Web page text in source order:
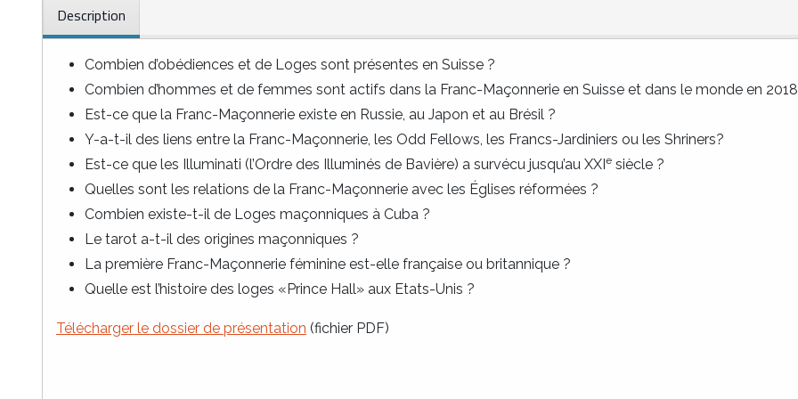
Description
Combien d’obédiences et de Loges sont présentes en Suisse ?
Combien d’hommes et de femmes sont actifs dans la Franc-Maçonnerie en Suisse et dans le monde en
Est-ce que la Franc-Maçonnerie existe en Russie, au Japon et au Brésil ?
Y-a-t-il des liens entre la Franc-Maçonnerie, les Odd Fellows, les Francs-Jardiniers ou les Shriners?
Est-ce que les Illuminati (l’Ordre des Illuminés de Bavière) a survécu jusqu’au XXIe siècle ?
Quelles sont les relations de la Franc-Maçonnerie avec les Églises réformées ?
Combien existe-t-il de Loges maçonniques à Cuba ?
Le tarot a-t-il des origines maçonniques ?
La première Franc-Maçonnerie féminine est-elle française ou britannique ?
Quelle est l’histoire des loges «Prince Hall» aux Etats-Unis ?
Télécharger le dossier de présentation (fichier PDF)